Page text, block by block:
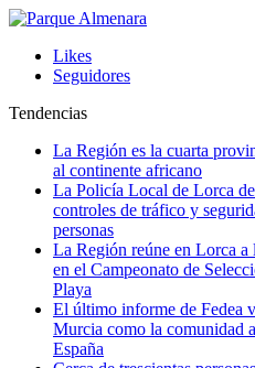
Likes
Seguidores
Tendencias
La Región es la cuarta
al continente africano
La Policía Local de Lorca
controles de tráfico y
personas
La Región reúne en Lorca a
en el Campeonato de
Playa
El último informe de Fedea
Murcia como la comunidad
España